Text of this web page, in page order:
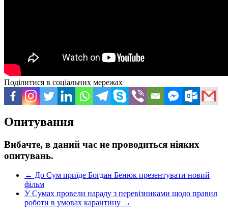
Поділитися в соціальних мережах
Опитування
Вибачте, в даний час не проводиться ніяких
опитувань.
← До Сум приїде Богдан Бенюк презентувати новий
фільм
У Сумах провели нараду з перевізниками щодо правил
роботи в умовах карантину →